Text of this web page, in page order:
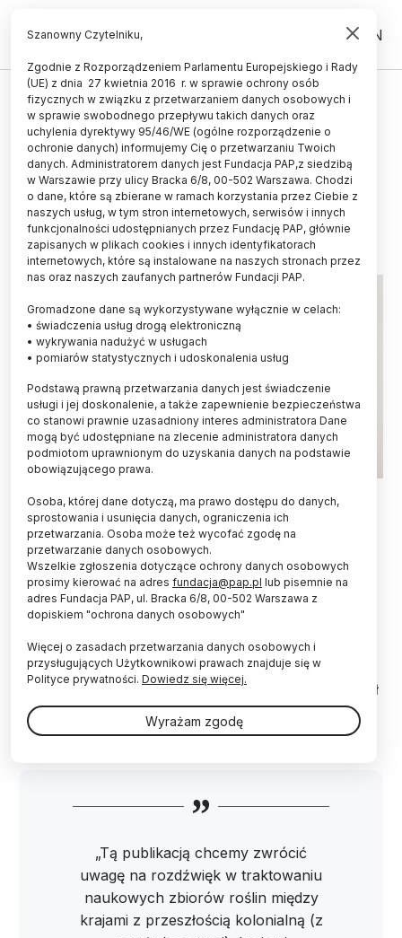
PL EN
UCZELNIE I INSTYTUCJE
Naukowcy nawołują do
dekolonializacji zbiorów
botanicznych na świecie
19.07.2023
aktualizacja: 26.08.2023
5 minut czytania
Read the English version of this article
Nieproporcjonalnie duża liczba okazów roślin z
całego świata znajduje się w krajach europejskich
oraz w USA. W 10 największych zielnikach jest 65
mln okazów. Dziedzictwo kolonializmu kształtuje
zarządzanie kolekcjami roślin i należy to zmienić –
powiedział PAP prof. Wiesław Mułenko z UMCS.
Wyniki badań zostały opublikowane na łamach
„Nature Human Behaviour”. W ich opracowaniu brał
udział prof. Wiesław Mułenko z Uniwersytetu Marii
Curie-Skłodowskiej w Lublinie (UMCS).
„Tą publikacją chcemy zwrócić
uwagę na rozdźwięk w traktowaniu
naukowych zbiorów roślin między
krajami z przeszłością kolonialną (z
Szanowny Czytelniku,
Zgodnie z Rozporządzeniem Parlamentu Europejskiego i Rady
(UE) z dnia 27 kwietnia 2016 r. w sprawie ochrony osób
fizycznych w związku z przetwarzaniem danych osobowych i
w sprawie swobodnego przepływu takich danych oraz
uchylenia dyrektywy 95/46/WE (ogólne rozporządzenie o
ochronie danych) informujemy Cię o przetwarzaniu Twoich
danych. Administratorem danych jest Fundacja PAP,z siedzibą
w Warszawie przy ulicy Bracka 6/8, 00-502 Warszawa. Chodzi
o dane, które są zbierane w ramach korzystania przez Ciebie z
naszych usług, w tym stron internetowych, serwisów i innych
funkcjonalności udostępnianych przez Fundację PAP, głównie
zapisanych w plikach cookies i innych identyfikatorach
internetowych, które są instalowane na naszych stronach przez
nas oraz naszych zaufanych partnerów Fundacji PAP.
Gromadzone dane są wykorzystywane wyłącznie w celach:
• świadczenia usług drogą elektroniczną
• wykrywania nadużyć w usługach
• pomiarów statystycznych i udoskonalenia usług
Podstawą prawną przetwarzania danych jest świadczenie
usługi i jej doskonalenie, a także zapewnienie bezpieczeństwa
co stanowi prawnie uzasadniony interes administratora Dane
mogą być udostępniane na zlecenie administratora danych
podmiotom uprawnionym do uzyskania danych na podstawie
obowiązującego prawa.
Osoba, której dane dotyczą, ma prawo dostępu do danych,
sprostowania i usunięcia danych, ograniczenia ich
przetwarzania. Osoba może też wycofać zgodę na
przetwarzanie danych osobowych.
Wszelkie zgłoszenia dotyczące ochrony danych osobowych
prosimy kierować na adres fundacja@pap.pl lub pisemnie na
adres Fundacja PAP, ul. Bracka 6/8, 00-502 Warszawa z
dopiskiem "ochrona danych osobowych"
Więcej o zasadach przetwarzania danych osobowych i
przysługujących Użytkownikowi prawach znajduje się w
Polityce prywatności. Dowiedz się więcej.
Wyrażam zgodę